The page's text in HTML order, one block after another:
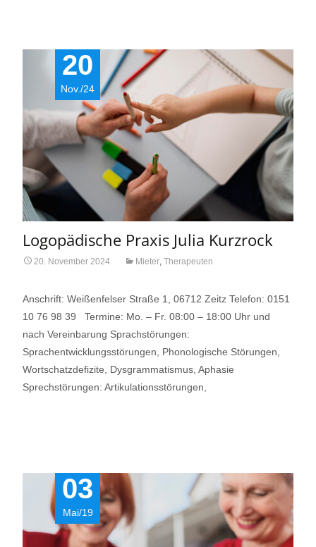
20
Nov./24
Logopädische Praxis Julia Kurzrock
20. November 2024 Mieter, Therapeuten
Anschrift: Weißenfelser Straße 1, 06712 Zeitz Telefon: 0151
10 76 98 39 Termine: Mo. – Fr. 08:00 – 18:00 Uhr und
nach Vereinbarung Sprachstörungen:
Sprachentwicklungsstörungen, Phonologische Störungen,
Wortschatzdefizite, Dysgrammatismus, Aphasie
Sprechstörungen: Artikulationsstörungen,
03
Mai/19